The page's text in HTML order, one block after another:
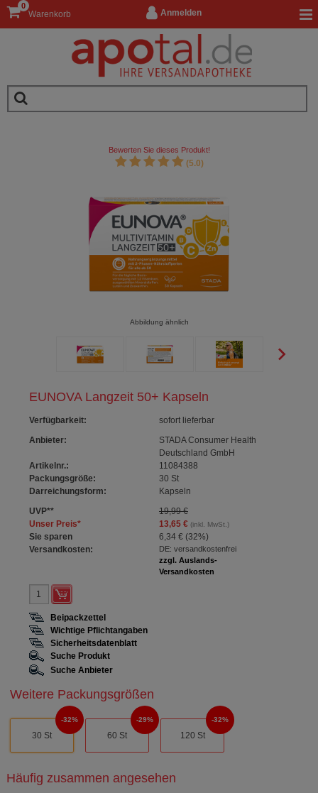
Anmelden
Warenkorb
0
EUNOVA Langzeit 50+ Kapseln
Verfügbarkeit:
sofort lieferbar
Anbieter:
STADA Consumer Health
Deutschland GmbH
Artikelnr.:
11084388
Packungsgröße:
30 St
Darreichungsform:
Kapseln
UVP**
19,99 €
Unser Preis* 13,65 €(inkl. MwSt.)
Sie sparen 6,34 € (32%)
Versandkosten:
DE: versandkostenfrei
zzgl. Auslands-
Versandkosten
Bewerten Sie dieses Produkt!
(5.0)
Abbildung ähnlich
Beipackzettel
Wichtige Pflichtangaben
Sicherheitsdatenblatt
Suche Produkt
Suche Anbieter
Weitere Packungsgrößen
30 St
32%
60 St
29%
120 St
32%
Häufig zusammen angesehen